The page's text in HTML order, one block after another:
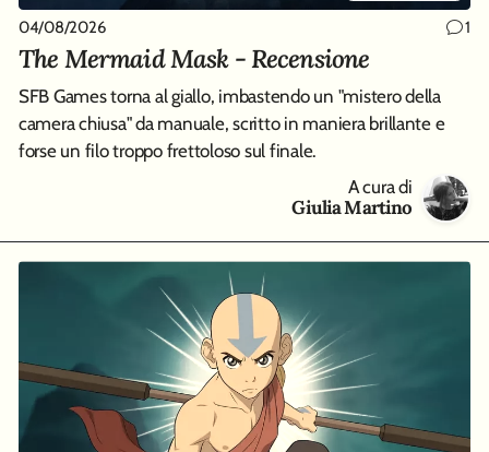
04/08/2026 1
The Mermaid Mask - Recensione
SFB Games torna al giallo, imbastendo un "mistero della
camera chiusa" da manuale, scritto in maniera brillante e
forse un filo troppo frettoloso sul finale.
A cura di
Giulia Martino